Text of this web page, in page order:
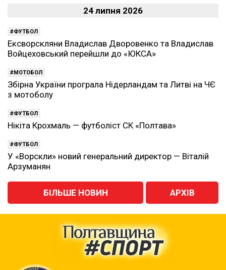
24 липня 2026
ФУТБОЛ
Ексворскляни Владислав Дворовенко та Владислав
Войцеховський перейшли до «ЮКСА»
МОТОБОЛ
Збірна України програла Нідерландам та Литві на ЧЄ
з мотоболу
ФУТБОЛ
Нікіта Крохмаль — футболіст СК «Полтава»
ФУТБОЛ
У «Ворскли» новий генеральний директор — Віталій
Арзуманян
БІЛЬШЕ НОВИН АРХІВ